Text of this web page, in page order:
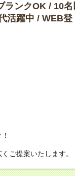
ランクOK / 10名
活躍中 / WEB登
ご提案いたします。